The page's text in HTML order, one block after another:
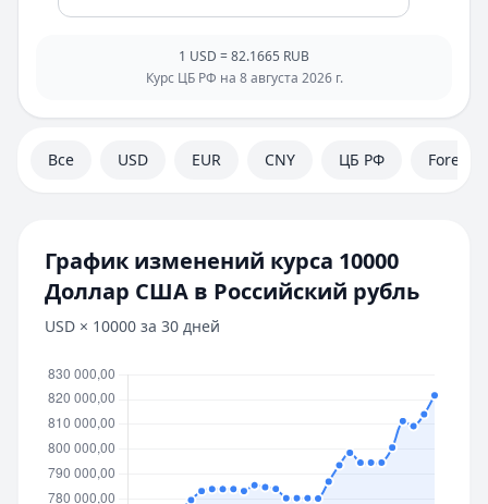
1 USD =82.1665 RUB
Курс ЦБ РФ на 8 августа 2026 г.
Все USD EUR CNY ЦБ РФ Forex
График изменений курса 10000
Доллар США в Российский рубль
USD × 10000 за 30 дней